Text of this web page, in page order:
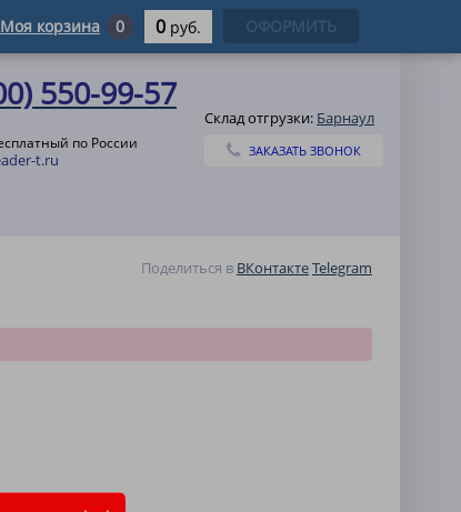
550-99-57
по России
t.ru
Склад отгрузки: Барнаул
ЗАКАЗАТЬ ЗВОНОК
Поделиться в ВКонтактеTelegram
Моя корзина 0 0 руб. ОФОРМИТЬ